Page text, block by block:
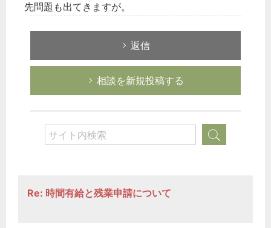
先問題も出てきますが。
返信
相談を新規投稿する
Re: 時間有給と残業申請について